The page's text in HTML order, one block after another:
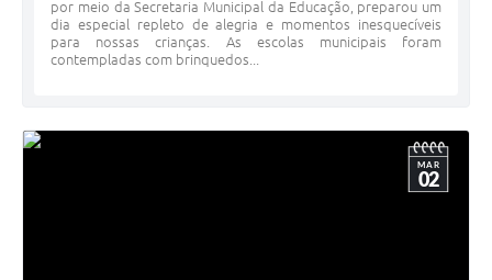
por meio da Secretaria Municipal da Educação, preparou um
dia especial repleto de alegria e momentos inesquecíveis
para nossas crianças. As escolas municipais foram
contempladas com brinquedos...
MAR
02